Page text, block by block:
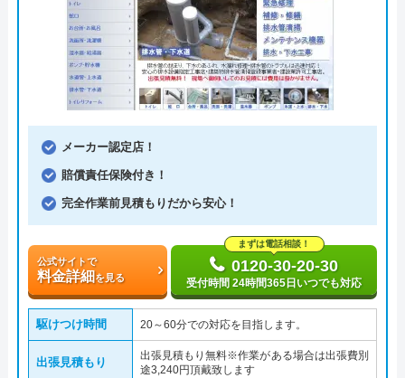
メーカー認定店！
賠償責任保険付き！
完全作業前見積もりだから安心！
公式サイトで
料金詳細を見る
まずは電話相談！
0120-30-20-30
受付時間 24時間365日いつでも対応
駆けつけ時間 20～60分での対応を目指します。
出張見積もり
出張見積もり無料※作業がある場合は出張費別
途3,240円頂戴致します